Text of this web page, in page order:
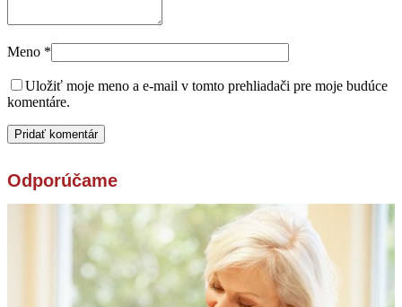
Meno *
Uložiť moje meno a e-mail v tomto prehliadači pre moje budúce
komentáre.
Odporúčame